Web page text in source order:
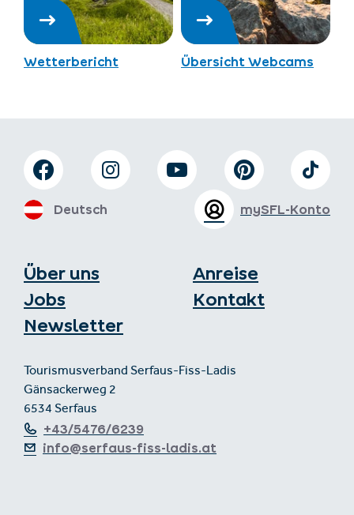
Wetterbericht Übersicht Webcams
Über uns
Jobs
Newsletter
Anreise
Kontakt
Tourismusverband Serfaus-Fiss-Ladis
Gänsackerweg 2
6534 Serfaus
+43/5476/6239
info@serfaus-fiss-ladis.at
mySFL-Konto
Deutsch